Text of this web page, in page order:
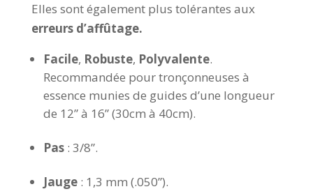
Elles sont également plus tolérantes aux
erreurs d’affûtage.
Facile, Robuste, Polyvalente.
Recommandée pour tronçonneuses à
essence munies de guides d’une longueur
de 12” à 16” (30cm à 40cm).
Pas: 3/8”.
Jauge: 1,3 mm (.050”).